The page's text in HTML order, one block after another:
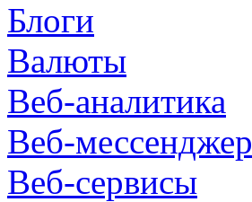
Блоги
Валюты
Веб-аналитика
Веб-мессенджер
Веб-сервисы